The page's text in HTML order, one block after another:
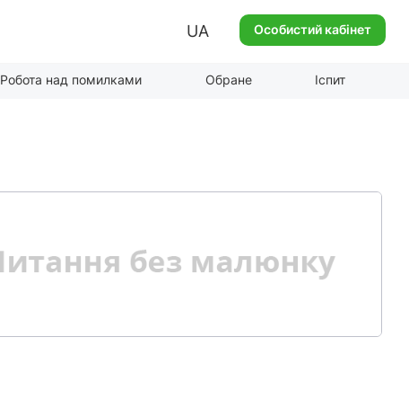
UA Особистий кабінет
Робота над помилками Обране Іспит